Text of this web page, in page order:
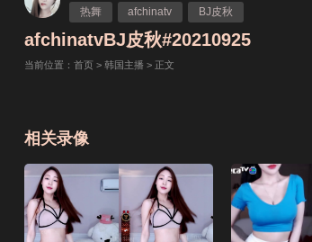
热舞 afchinatv BJ皮秋
afchinatvBJ皮秋#20210925
当前位置： 首页 > 韩国主播 > 正文
相关录像